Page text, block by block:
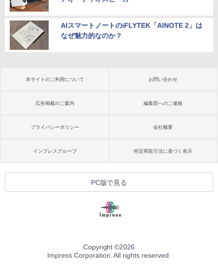
AIスマートノートのiFLYTEK「AINOTE 2」は
なぜ魅力的なのか？
本サイトのご利用について お問い合わせ
広告掲載のご案内 編集部へのご連絡
プライバシーポリシー 会社概要
インプレスグループ 特定商取引法に基づく表示
PC版で見る
Copyright ©2026
Impress Corporation. All rights reserved.